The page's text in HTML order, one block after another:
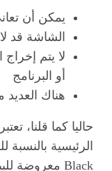
يمكن أن
الشاشة قد
لا يتم
أو البرنامج
هناك
Black معروضة للبيع.